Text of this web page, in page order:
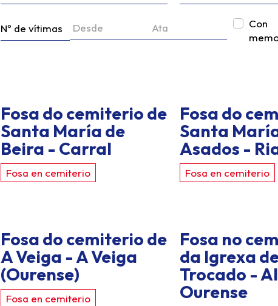
Nº de vítimas
Con
Fosa do cemiterio de
Santa María de
Beira - Carral
Fosa en cemiterio
Fosa do
Santa
Asados -
Fosa en cemiterio
Fosa do cemiterio de
A Veiga - A Veiga
(Ourense)
Fosa en cemiterio
Fosa no
da Igrexa
Trocado -
Ourense